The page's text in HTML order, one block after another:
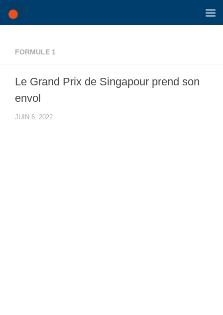
Skip to content
FORMULE 1
Le Grand Prix de Singapour prend son
envol
JUIN 6, 2022